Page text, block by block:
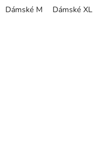
Dámské M Dámské XL